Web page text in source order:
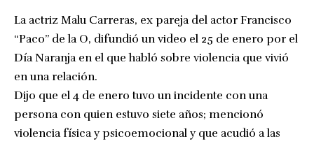
La actriz Malu Carreras, ex pareja del actor Francisco
“Paco” de la O, difundió un video el 25 de enero por el
Día Naranja en el que habló sobre violencia que vivió
en una relación.
Dijo que el 4 de enero tuvo un incidente con una
persona con quien estuvo siete años; mencionó
violencia física y psicoemocional y que acudió a las